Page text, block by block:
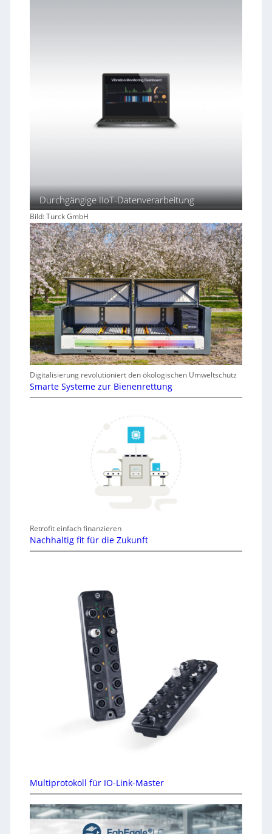
Durchgängige IIoT-Datenverarbeitung
Bild: Turck GmbH
Digitalisierung revolutioniert den ökologischen Umweltschutz
Smarte Systeme zur Bienenrettung
Retrofit einfach finanzieren
Nachhaltig fit für die Zukunft
Multiprotokoll für IO-Link-Master